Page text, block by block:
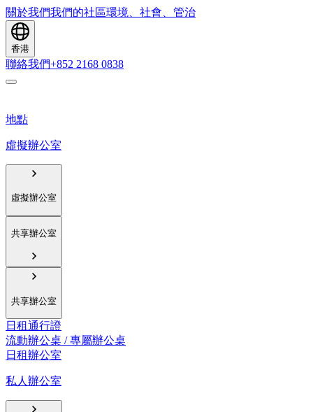
關於我們我們的社區環境、社會、管治
香港
聯絡我們+852 2168 0838
地點
虛擬辦公室
虛擬辦公室
共享辦公室
共享辦公室
日租通行證
流動辦公桌 / 專屬辦公桌
日租辦公室
私人辦公室